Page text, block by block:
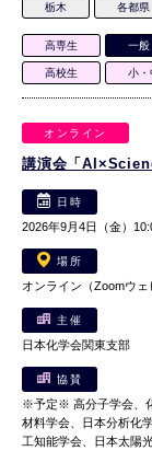
栃木 各都県
高専生 一般
高校生 小・
オンライン
講演会「
日時
2026年9月4日（金）
場所
オンライン（Zoomウ
主催
日本化学会関東支部
協賛
※予定※ 高分子学会、
材料学会、日本分析化
工知能学会、日本太陽